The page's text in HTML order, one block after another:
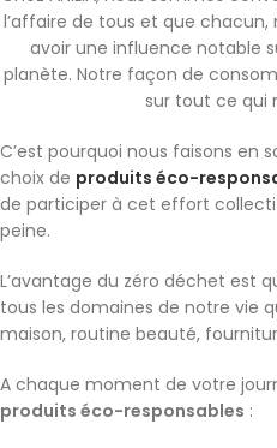
l’affaire de tous et que
avoir une influence notable
planète. Notre façon de
sur tout ce qui
C’est pourquoi nous faisons en
choix de produits éco-
de participer à cet effort
peine.
L’avantage du zéro déchet est
tous les domaines de notre vie
maison, routine beauté,
A chaque moment de votre
produits éco-responsables :